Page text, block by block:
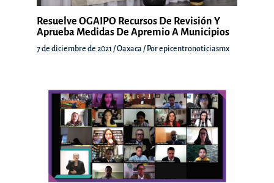
Resuelve OGAIPO Recursos De Revisión Y
Aprueba Medidas De Apremio A Municipios
7 de diciembre de 2021 /Oaxaca / Porepicentronoticiasmx